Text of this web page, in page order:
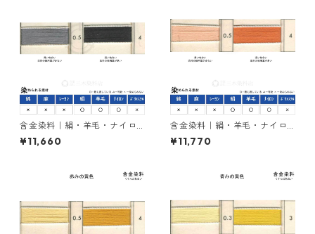
含金染料｜絹・羊毛・ナイロ
ンを染める｜500g｜イレミア
ブラックBG（青みの黒色）
¥11,660
含金染料｜絹・羊毛・ナイロ
ンを染める｜500g｜ラニール
オレンヂＲ（橙色）
¥11,770